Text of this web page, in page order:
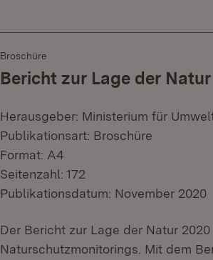
Broschüre
Bericht zur Lage der
Herausgeber: Ministerium für
Publikationsart: Broschüre
Format: A4
Seitenzahl: 172
Publikationsdatum: November 2020
Der Bericht zur Lage der Natur
Naturschutzmonitorings. Mit dem